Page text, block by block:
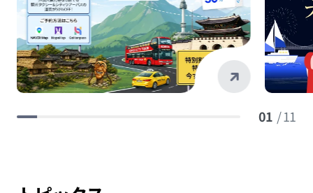
01 / 11